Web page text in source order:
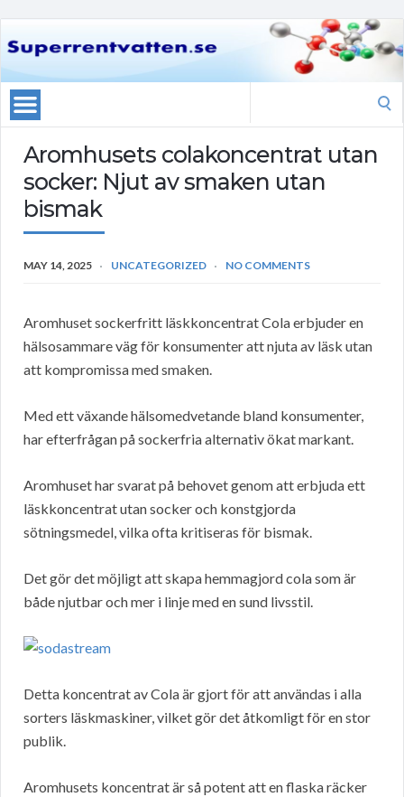
Aromhusets colakoncentrat utan
socker: Njut av smaken utan
bismak
MAY 14, 2025 UNCATEGORIZED NO COMMENTS
Aromhuset sockerfritt läskkoncentrat Cola erbjuder en
hälsosammare väg för konsumenter att njuta av läsk utan
att kompromissa med smaken.
Med ett växande hälsomedvetande bland konsumenter,
har efterfrågan på sockerfria alternativ ökat markant.
Aromhuset har svarat på behovet genom att erbjuda ett
läskkoncentrat utan socker och konstgjorda
sötningsmedel, vilka ofta kritiseras för bismak.
Det gör det möjligt att skapa hemmagjord cola som är
både njutbar och mer i linje med en sund livsstil.
Detta koncentrat av Cola är gjort för att användas i alla
sorters läskmaskiner, vilket gör det åtkomligt för en stor
publik.
Aromhusets koncentrat är så potent att en flaska räcker